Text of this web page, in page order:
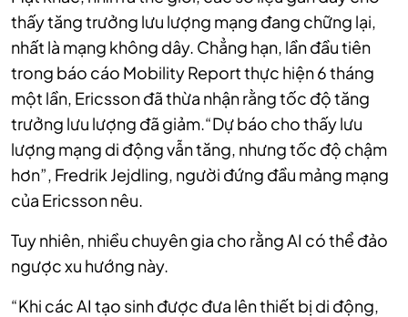
thấy tăng trưởng lưu lượng mạng đang chững lại,
nhất là mạng không dây. Chẳng hạn, lần đầu tiên
trong báo cáo Mobility Report thực hiện 6 tháng
một lần, Ericsson đã thừa nhận rằng tốc độ tăng
trưởng lưu lượng đã giảm.“Dự báo cho thấy lưu
lượng mạng di động vẫn tăng, nhưng tốc độ chậm
hơn”, Fredrik Jejdling, người đứng đầu mảng mạng
của Ericsson nêu.
Tuy nhiên, nhiều chuyên gia cho rằng AI có thể đảo
ngược xu hướng này.
“Khi các AI tạo sinh được đưa lên thiết bị di động,